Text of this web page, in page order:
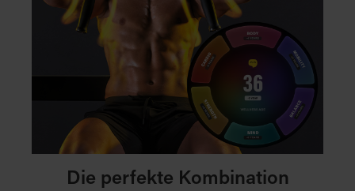
Die perfekte Kombination